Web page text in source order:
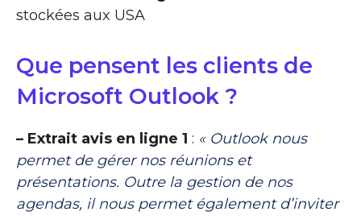
stockées aux USA
Que pensent les clients de
Microsoft Outlook ?
– Extrait avis en ligne 1 : « Outlook nous
permet de gérer nos réunions et
présentations. Outre la gestion de nos
agendas, il nous permet également d’inviter